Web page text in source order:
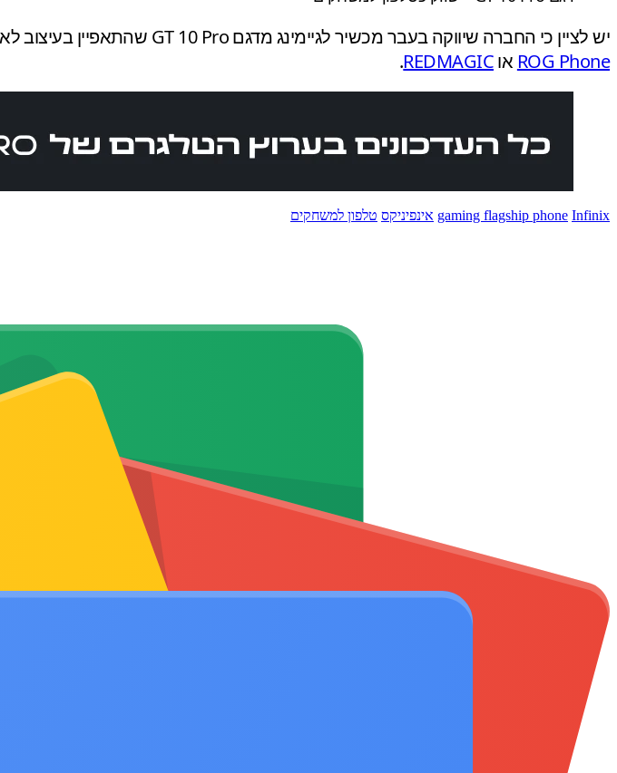
יש לציין כי החברה שיווקה בעבר מכשיר לגיימינג מדגם GT 10 Pro שהתאפיין בעיצוב לא מקורי בעליל, והיה ארוז בערכת שבבים בינונית (Dimensity 8050). לא ממש מכשיר
ROG Phone אוREDMAGIC
.
gaming flagship phone Infinix אינפיניקס טלפון למשחקים